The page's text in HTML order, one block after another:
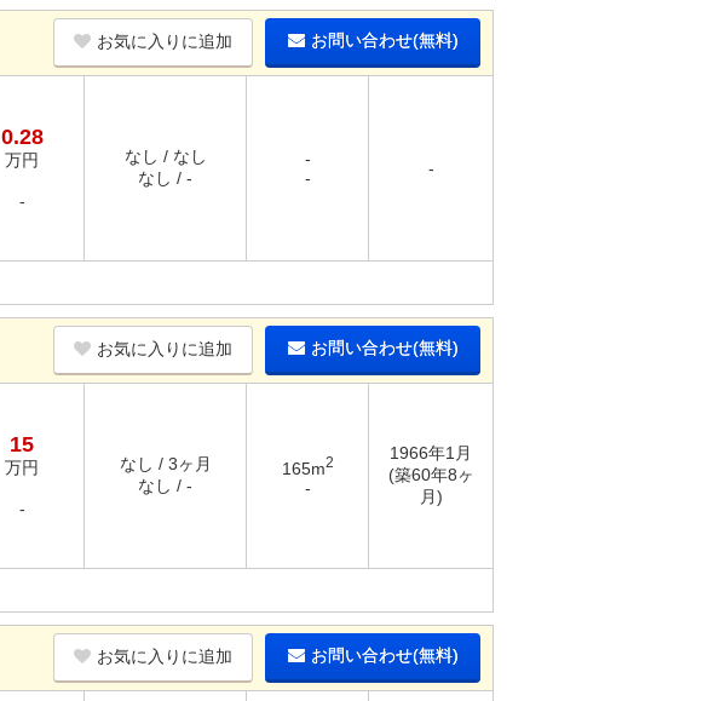
お気に入りに追加 お問い合わせ(無料)
0.28
万円
-
なし / なし
なし / -
-
-
-
お気に入りに追加 お問い合わせ(無料)
15
万円
-
なし / 3ヶ月
なし / -
165m2
-
1966年1月
(築60年8ヶ
月)
お気に入りに追加 お問い合わせ(無料)